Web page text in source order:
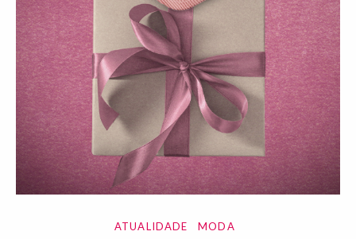
ATUALIDADE MODA